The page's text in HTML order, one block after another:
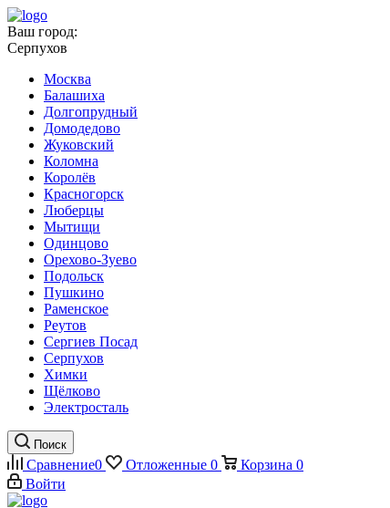
Ваш город:
Серпухов
Москва
Балашиха
Долгопрудный
Домодедово
Жуковский
Коломна
Королёв
Красногорск
Люберцы
Мытищи
Одинцово
Орехово-Зуево
Подольск
Пушкино
Раменское
Реутов
Сергиев Посад
Серпухов
Химки
Щёлково
Электросталь
Поиск
Сравнение0 Отложенные 0 Корзина 0
Войти